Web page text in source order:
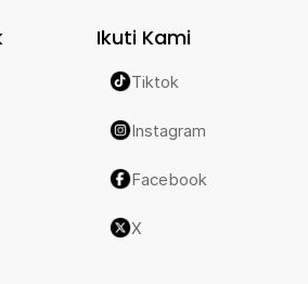
Ikuti Kami
Tiktok
Instagram
Facebook
X